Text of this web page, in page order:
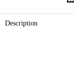
Description